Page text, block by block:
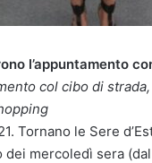
l’appuntamento
col cibo di
Tornano le Sere
dei mercoledì sera